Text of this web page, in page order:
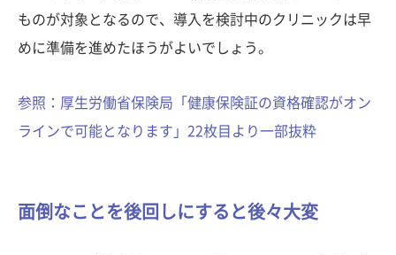
ものが対象となるので、導入を検討中のクリニックは早
めに準備を進めたほうがよいでしょう。
参照：厚生労働省保険局「健康保険証の資格確認がオン
ラインで可能となります」22枚目より一部抜粋
面倒なことを後回しにすると後々大変